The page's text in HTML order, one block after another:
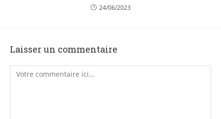
24/06/2023
Laisser un commentaire